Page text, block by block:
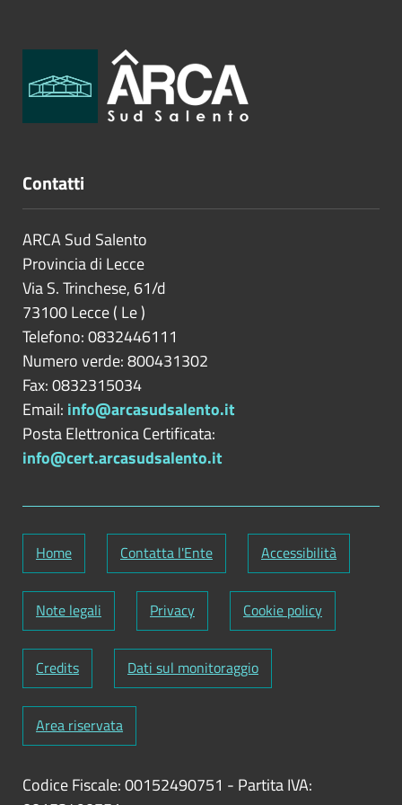
Contatti
ARCA Sud Salento
Provincia di Lecce
Via S. Trinchese, 61/d
73100Lecce( Le)
Telefono: 0832446111
Numero verde: 800431302
Fax: 0832315034
Email: info@arcasudsalento.it
Posta Elettronica Certificata:
info@cert.arcasudsalento.it
Home Contatta l'Ente Accessibilità
Note legali Privacy Cookie policy
Credits Dati sul monitoraggio
Area riservata
Codice Fiscale: 00152490751 - Partita IVA: